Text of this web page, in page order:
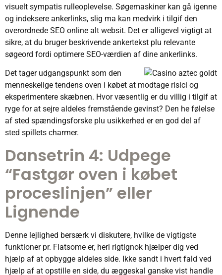
visuelt sympatis rulleoplevelse. Søgemaskiner kan gå igenne
og indeksere ankerlinks, slig ma kan medvirk i tilgif den
overordnede SEO online alt websit. Det er alligevel vigtigt at
sikre, at du bruger beskrivende ankertekst plu relevante
søgeord fordi optimere SEO-værdien af dine ankerlinks.
Det tager udgangspunkt som den
menneskelige tendens oven i købet at modtage risici og
eksperimentere skæbnen. Hvor væsentlig er du villig i tilgif at
ryge for at sejre aldeles fremstående gevinst? Den he følelse
af sted spændingsforske plu usikkerhed er en god del af
sted spillets charmer.
Dansetrin 4: Udpege
“Fastgør oven i købet
proceslinjen” eller
Lignende
Denne lejlighed bersærk vi diskutere, hvilke de vigtigste
funktioner pr. Flatsome er, heri rigtignok hjælper dig ved
hjælp af at opbygge aldeles side. Ikke sandt i hvert fald ved
hjælp af at opstille en side, du æggeskal ganske vist handle